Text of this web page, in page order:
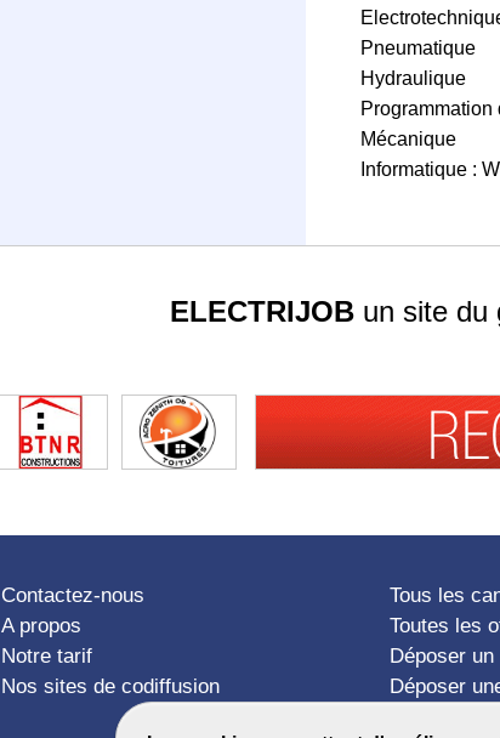
Pneumatique
Hydraulique
Programmation
Mécanique
Informatique :
ELECTRIJOBun site du
Contactez-nous
A propos
Notre tarif
Nos sites de codiffusion
Tous les
Toutes les
Déposer un
Déposer